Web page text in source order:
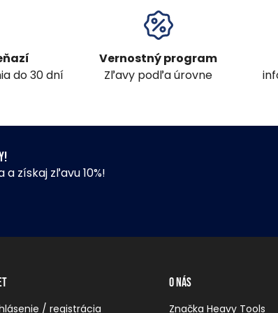
do 30 dní
Vernostný program
Zľavy podľa úrovne
získaj zľavu 10%!
/ registrácia
O nás
Značka Heavy Tools